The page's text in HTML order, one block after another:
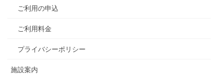
ご利用の申込
ご利用料金
プライバシーポリシー
施設案内